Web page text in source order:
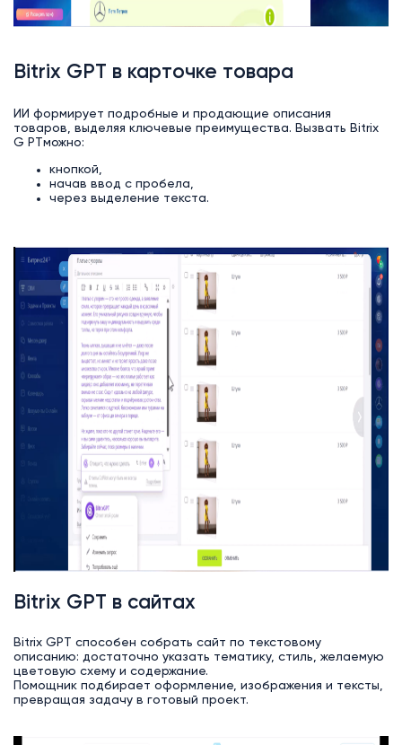
Bitrix GPT в карточке товара
ИИ формирует подробные и продающие описания
товаров, выделяя ключевые преимущества. Вызвать Bitrix
G PTможно:
кнопкой,
начав ввод с пробела,
через выделение текста.
Bitrix GPT в сайтах
Bitrix GPT способен собрать сайт по текстовому
описанию: достаточно указать тематику, стиль, желаемую
цветовую схему и содержание.
Помощник подбирает оформление, изображения и тексты,
превращая задачу в готовый проект.